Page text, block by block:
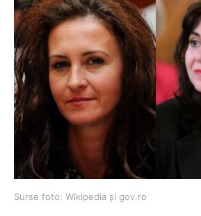
Surse foto: Wikipedia și gov.ro